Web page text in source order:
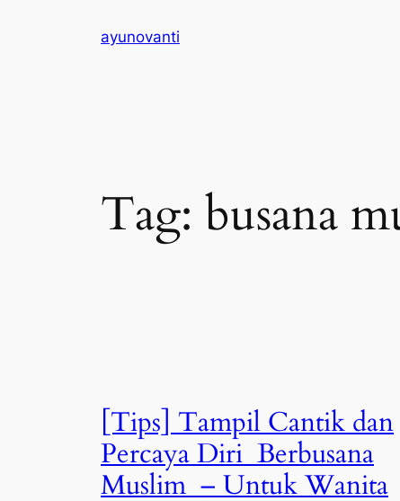
ayunovanti
Tag: busana
[Tips] Tampil Cantik dan
Percaya Diri Berbusana
Muslim – Untuk Wanita